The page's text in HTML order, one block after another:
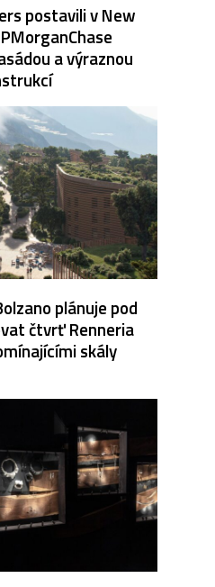
postavili v New
a výraznou
plánuje pod
čtvrť Renneria
skály